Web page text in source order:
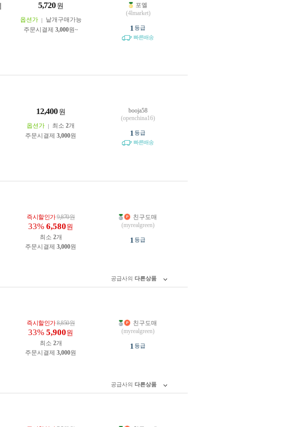
5,720 원
옵션가
낱개구매가능
주문시결제 3,000원~
포엘
(4lmarket)
1 등급
빠른배송
12,400 원
옵션가 최소 2개
주문시결제 3,000원
booja58
(openchina16)
1 등급
빠른배송
즉시할인가9,870원
33% 6,580원
최소 2개
주문시결제 3,000원
친구도매
(myrealgreen)
1 등급
공급사의 다른상품
즉시할인가8,850원
33% 5,900원
최소 2개
주문시결제 3,000원
친구도매
(myrealgreen)
1 등급
공급사의 다른상품